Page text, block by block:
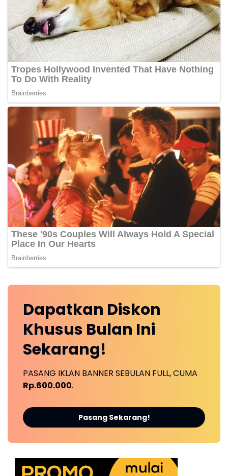
Dapatkan Diskon
Khusus Bulan Ini
Sekarang!
PASANG IKLAN BANNER SEBULAN FULL, CUMA
Rp.600.000.
Pasang Sekarang!